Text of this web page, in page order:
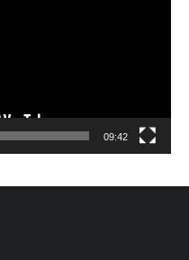
09:42